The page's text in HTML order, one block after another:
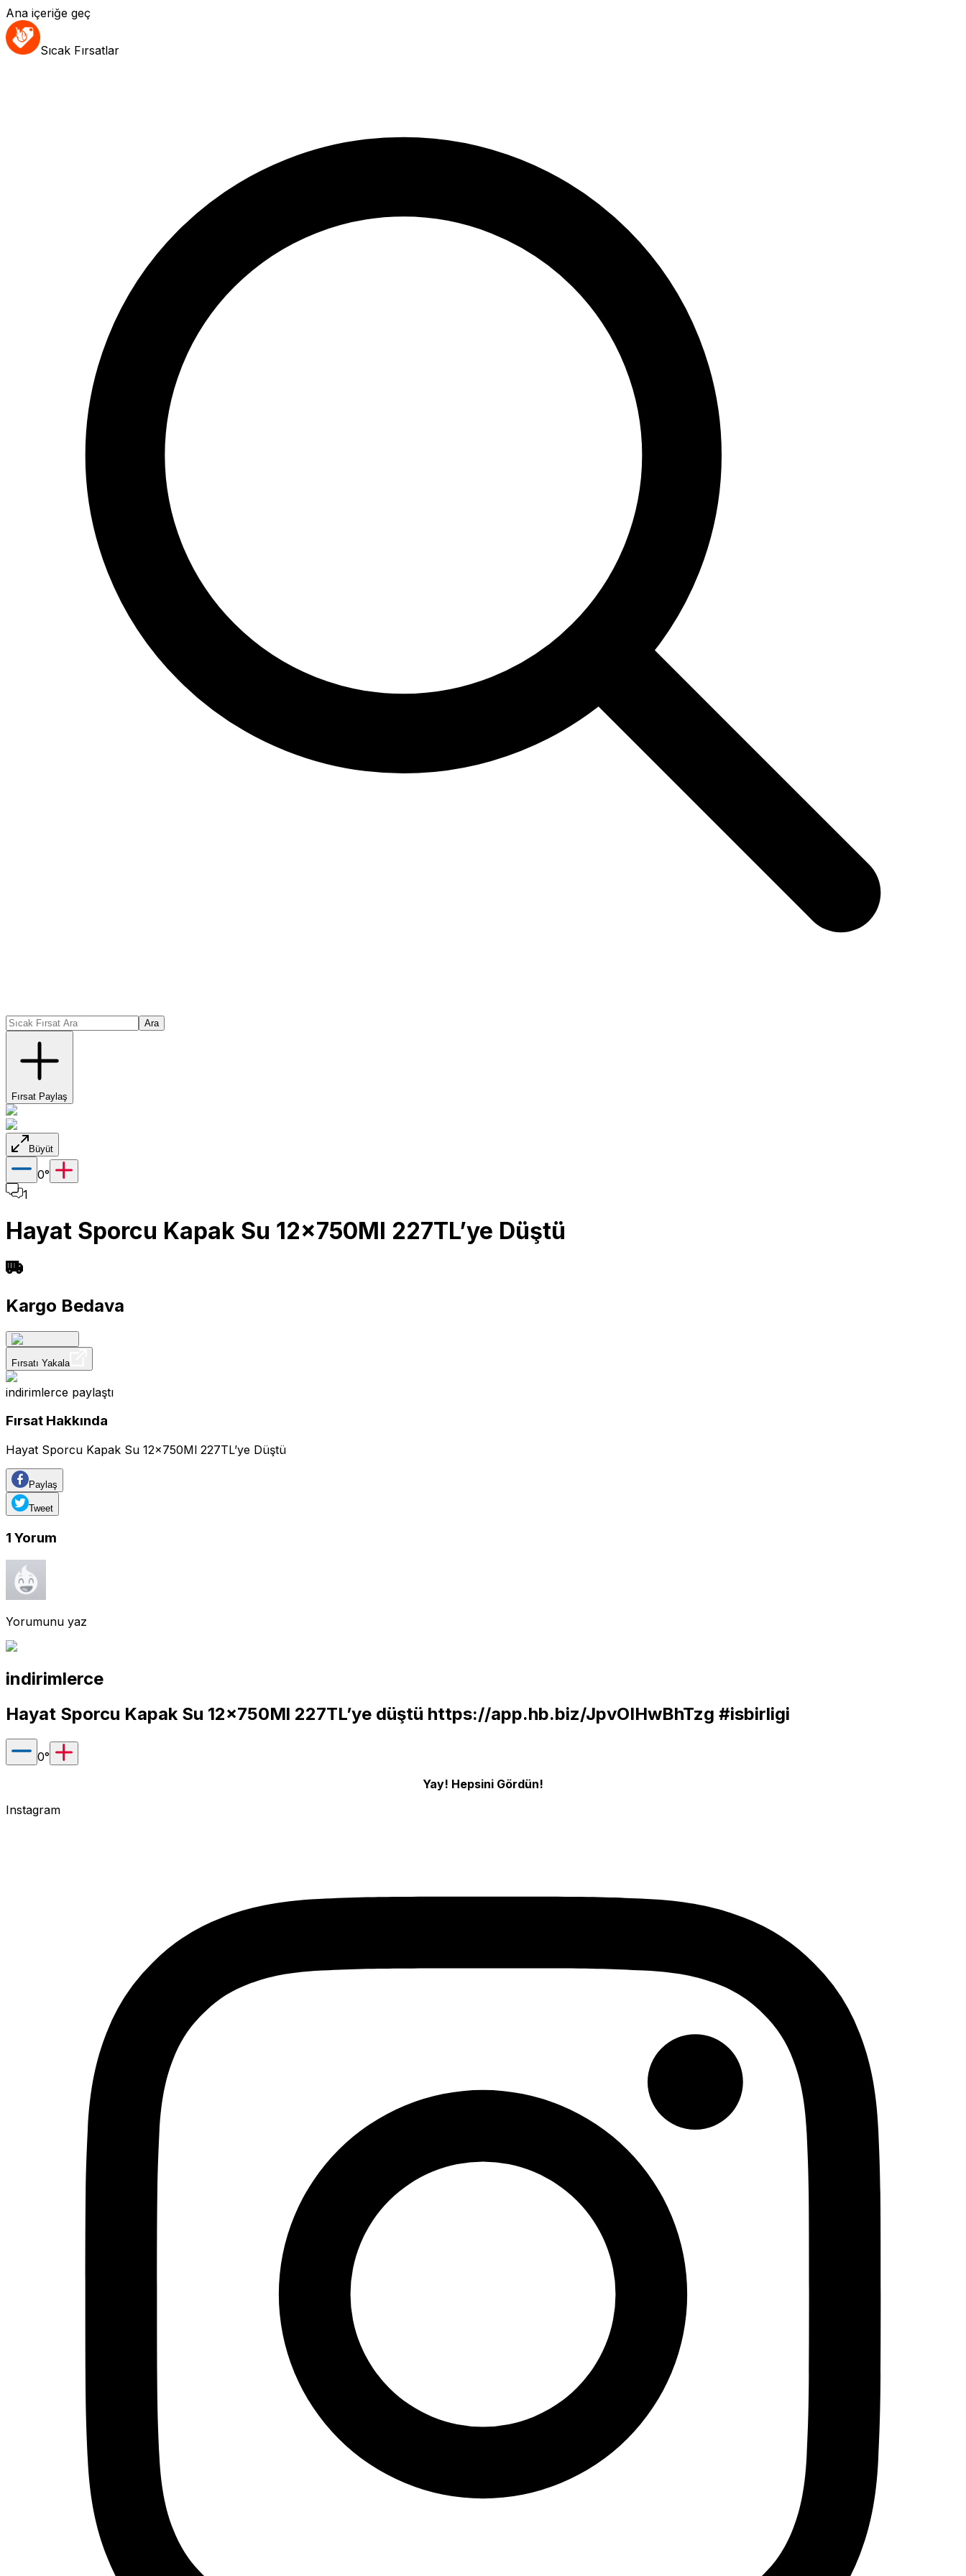
Ana içeriğe geç
Sıcak Fırsatlar
Ara
Fırsat Paylaş
Büyüt
0°
1
Hayat Sporcu Kapak Su 12x750Ml 227TL’ye Düştü
Kargo Bedava
Fırsatı Yakala
indirimlerce paylaştı
Fırsat Hakkında
Hayat Sporcu Kapak Su 12x750Ml 227TL’ye Düştü
Paylaş
Tweet
1 Yorum
Yorumunu yaz
indirimlerce
Hayat Sporcu Kapak Su 12x750Ml 227TL’ye düştü https://app.hb.biz/JpvOIHwBhTzg #isbirligi
0°
Yay! Hepsini Gördün!
Instagram